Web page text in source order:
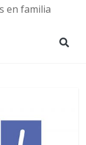
en familia